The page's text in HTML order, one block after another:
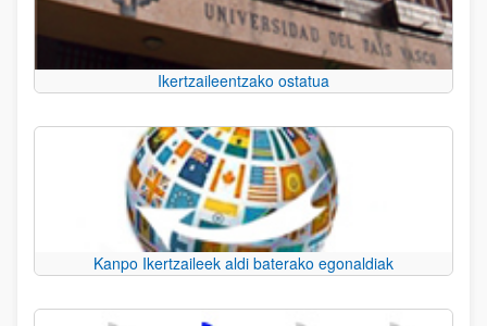
Ikertzaileentzako ostatua
Kanpo Ikertzaileek aldi baterako egonaldiak